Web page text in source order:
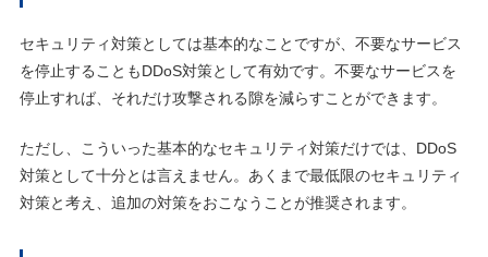
セキュリティ対策としては基本的なことですが、不要なサービス
を停止することもDDoS対策として有効です。不要なサービスを
停止すれば、それだけ攻撃される隙を減らすことができます。
ただし、こういった基本的なセキュリティ対策だけでは、DDoS
対策として十分とは言えません。あくまで最低限のセキュリティ
対策と考え、追加の対策をおこなうことが推奨されます。